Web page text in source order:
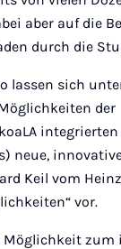
aber auf die
durch die
lassen sich
neue,
Keil vom
vor.
Möglichkeit zum